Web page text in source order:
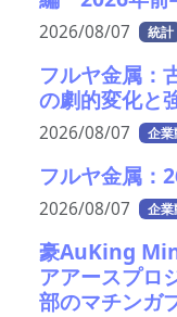
2026/08/07 統計
フルヤ金属：
の劇的変化と
2026/08/07 企業
フルヤ金属：
2026/08/07 企業
豪AuKing
アアースプ
部のマチンガ